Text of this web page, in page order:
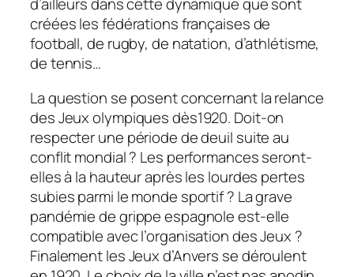
créées les fédérations françaises de
football, de rugby, de natation, d’athlétisme,
de tennis…
La question se posent concernant la relance
des Jeux olympiques dès1920. Doit-on
respecter une période de deuil suite au
conflit mondial ? Les performances seront-
elles à la hauteur après les lourdes pertes
subies parmi le monde sportif ? La grave
pandémie de grippe espagnole est-elle
compatible avec l’organisation des Jeux ?
Finalement les Jeux d’Anvers se déroulent